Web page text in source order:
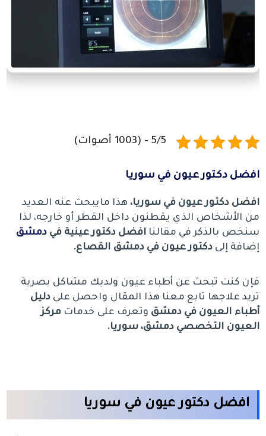
5/5 - (1003 أصوات)
افضل دكتور عيون في سوريا
افضل دكتور عيون في سوريا، هذا مايبحث عنه العديد
من الأشخاص الذي يقطنون داخل القطر أو خارجه، لذا
سنخص بالذكر في مقالناافضل دكتور عينية فيدمشق
إضافة إلىدكتور عيون في دمشق القصاع.
فإن كنت تبحث عن أطباء عيون ولديك مشاكل بصرية
تريد علاجها تابع معنا هذا المقال واحصل علىدليل
أطباء العيون في دمشق وتعرف على خدماتمركز
العيون التخصصي دمشق، سوريا.
افضل دكتور عيون في سوريا